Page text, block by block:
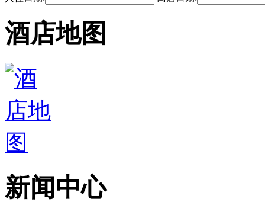
酒店地图
新闻中心